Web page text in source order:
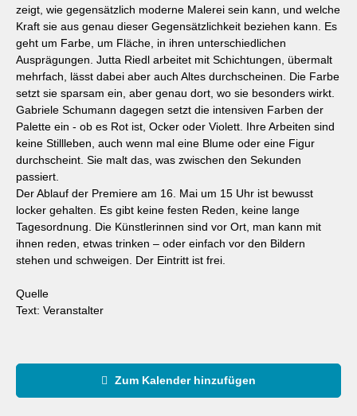
zeigt, wie gegensätzlich moderne Malerei sein kann, und welche
Kraft sie aus genau dieser Gegensätzlichkeit beziehen kann. Es
geht um Farbe, um Fläche, in ihren unterschiedlichen
Ausprägungen. Jutta Riedl arbeitet mit Schichtungen, übermalt
mehrfach, lässt dabei aber auch Altes durchscheinen. Die Farbe
setzt sie sparsam ein, aber genau dort, wo sie besonders wirkt.
Gabriele Schumann dagegen setzt die intensiven Farben der
Palette ein - ob es Rot ist, Ocker oder Violett. Ihre Arbeiten sind
keine Stillleben, auch wenn mal eine Blume oder eine Figur
durchscheint. Sie malt das, was zwischen den Sekunden
passiert.
Der Ablauf der Premiere am 16. Mai um 15 Uhr ist bewusst
locker gehalten. Es gibt keine festen Reden, keine lange
Tagesordnung. Die Künstlerinnen sind vor Ort, man kann mit
ihnen reden, etwas trinken – oder einfach vor den Bildern
stehen und schweigen. Der Eintritt ist frei.
Quelle
Text: Veranstalter
Zum Kalender hinzufügen